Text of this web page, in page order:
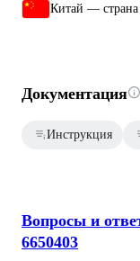
Китай — страна
Документация
Инструкция
Вопросы и
6650403